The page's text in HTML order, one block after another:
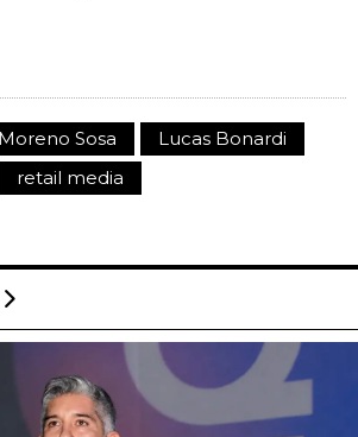
Sosa
Lucas Bonardi
retail media